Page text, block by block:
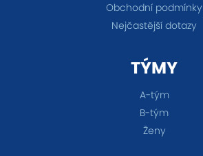
Obchodní podmínky
Nejčastější dotazy
TÝMY
A-tým
B-tým
Ženy